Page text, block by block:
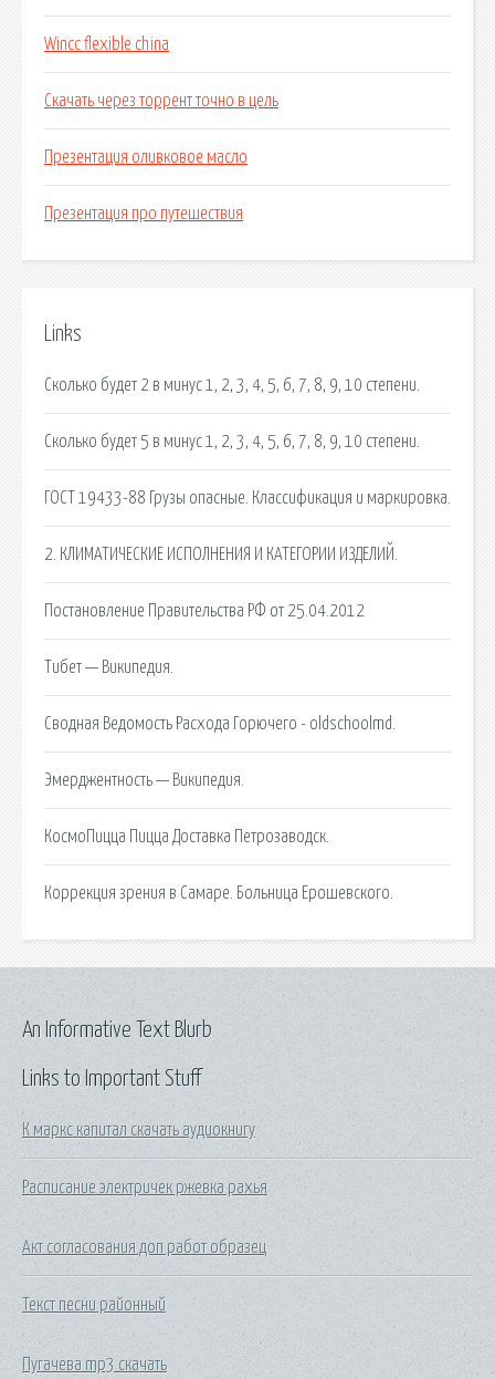
Wincc flexible china
Скачать через торрент точно в цель
Презентация оливковое масло
Презентация про путешествия
Links
Сколько будет 2 в минус 1, 2, 3, 4, 5, 6, 7, 8, 9, 10 степени.
Сколько будет 5 в минус 1, 2, 3, 4, 5, 6, 7, 8, 9, 10 степени.
ГОСТ 19433-88 Грузы опасные. Классификация и маркировка.
2. КЛИМАТИЧЕСКИЕ ИСПОЛНЕНИЯ И КАТЕГОРИИ ИЗДЕЛИЙ.
Постановление Правительства РФ от 25.04.2012
Тибет — Википедия.
Сводная Ведомость Расхода Горючего - oldschoolmd.
Эмерджентность — Википедия.
КосмоПицца Пицца Доставка Петрозаводск.
Коррекция зрения в Самаре. Больница Ерошевского.
Links to Important Stuff
К маркс капитал скачать аудиокнигу
Расписание электричек ржевка рахья
Акт согласования доп работ образец
Текст песни районный
Пугачева mp3 скачать
An Informative Text Blurb